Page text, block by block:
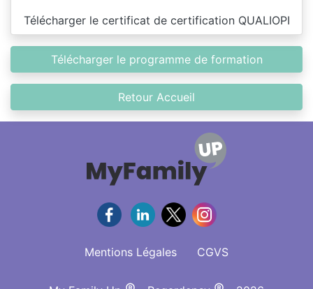
Télécharger le certificat de certification QUALIOPI
Télécharger le programme de formation
Retour Accueil
Mentions Légales CGVS